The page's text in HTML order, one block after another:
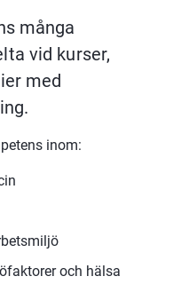
många
vid kurser,
med
inom:
och hälsa